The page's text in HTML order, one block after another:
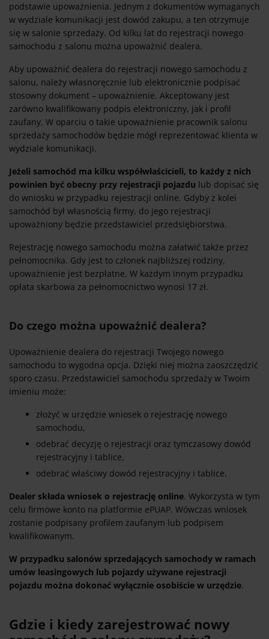
podstawie upoważnienia. Jednym z dokumentów wymaganych
w wydziale komunikacji jest dowód zakupu, a ten otrzymuje
się w salonie sprzedaży. Od kilku lat do rejestracji nowego
samochodu z salonu można upoważnić dealera.
Aby upoważnić dealera do rejestracji nowego samochodu z
salonu, należy własnoręcznie lub elektronicznie podpisać
stosowny dokument – upoważnienie. Akceptowany jest
zarówno kwalifikowany podpis elektroniczny, jak i profil
zaufany. W oparciu o takie upoważnienie pracownik salonu
sprzedaży samochodów będzie mógł reprezentować klienta w
wydziale komunikacji.
Jeżeli samochód ma kilku współwłaścicieli, to każdy z nich
powinien być obecny przy rejestracji pojazdu lub dopisać się
do wniosku w przypadku rejestracji online. Gdyby z kolei
samochód był własnością firmy, do jego rejestracji
upoważniony będzie przedstawiciel przedsiębiorstwa.
Rejestrację nowego samochodu można załatwić także przez
pełnomocnika. Gdy jest to członek najbliższej rodziny,
upoważnienie jest bezpłatne. W każdym innym przypadku
opłata skarbowa za pełnomocnictwo wynosi 17 zł.
Do czego można upoważnić dealera?
Upoważnienie dealera do rejestracji Twojego nowego
samochodu to wygodna opcja. Dzięki niej można zaoszczędzić
sporo czasu. Przedstawiciel samochodu sprzedaży w Twoim
imieniu może:
złożyć w urzędzie wniosek o rejestrację nowego
samochodu,
odebrać decyzję o rejestracji oraz tymczasowy dowód
rejestracyjny i tablice,
odebrać właściwy dowód rejestracyjny i tablice.
Dealer składa wniosek o rejestrację online. Wykorzysta w tym
celu firmowe konto na platformie ePUAP. Wówczas wniosek
zostanie podpisany profilem zaufanym lub podpisem
kwalifikowanym.
W przypadku salonów sprzedających samochody w ramach
umów leasingowych lub pojazdy używane rejestracji
pojazdu można dokonać wyłącznie osobiście w urzędzie.
Gdzie i kiedy zarejestrować nowy